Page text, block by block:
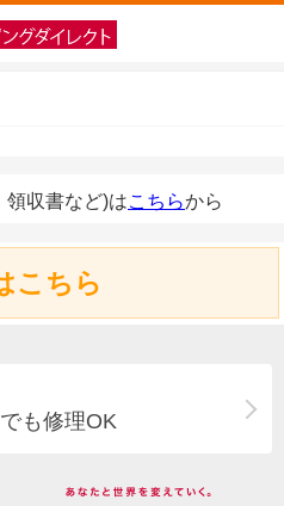
領収書など)はこちらから
こちら
も修理OK